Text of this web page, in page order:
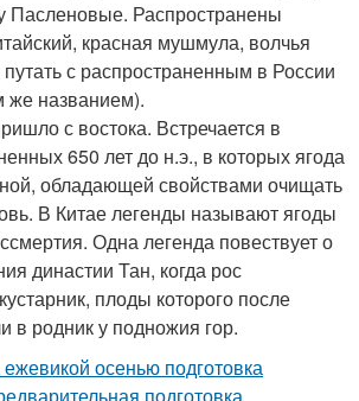
Пасленовые. Распространены
красная мушмула, волчья
с распространенным в России
же названием).
с востока. Встречается в
650 лет до н.э., в которых ягода
обладающей свойствами очищать
В Китае легенды называют ягоды
Одна легенда повествует о
династии Тан, когда рос
плоды которого после
в родник у подножия гор.